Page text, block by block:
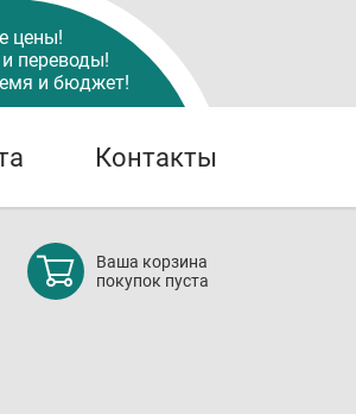
цены!
переводы!
и бюджет!
Контакты
Ваша корзина
покупок пуста